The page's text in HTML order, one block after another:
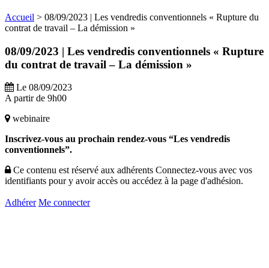
Accueil > 08/09/2023 | Les vendredis conventionnels « Rupture du
contrat de travail – La démission »
08/09/2023 | Les vendredis conventionnels « Rupture
du contrat de travail – La démission »
Le 08/09/2023
A partir de 9h00
webinaire
Inscrivez-vous au prochain rendez-vous “Les vendredis
conventionnels”.
Ce contenu est réservé aux adhérents Connectez-vous avec vos
identifiants pour y avoir accès ou accédez à la page d'adhésion.
Adhérer Me connecter